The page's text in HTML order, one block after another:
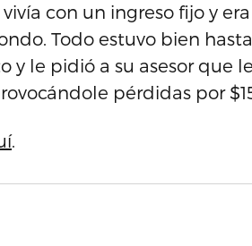
con un ingreso fijo y
Todo estuvo bien
le pidió a su asesor que
pérdidas por
.